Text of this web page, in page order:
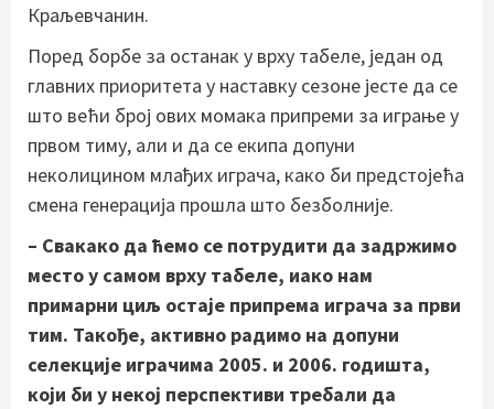
Краљевчанин.
Поред борбе за останак у врху табеле, један од
главних приоритeта у наставку сезоне јесте да се
што већи број ових момака припреми за играње у
првом тиму, али и да се екипа допуни
неколицином млађих играча, како би предстојећа
смена генерација прошла што безболније.
– Свакако да ћемо се потрудити да задржимо
место у самом врху табеле, иако нам
примарни циљ остаје припрема играча за први
тим. Такође, активно радимо на допуни
селекције играчима 2005. и 2006. годишта,
који би у некој перспективи требали да